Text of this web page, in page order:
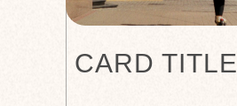
CARD TITLE